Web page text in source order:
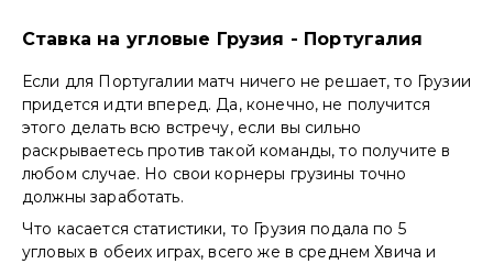
Ставка на угловые Грузия - Португалия
Если для Португалии матч ничего не решает, то Грузии
придется идти вперед. Да, конечно, не получится
этого делать всю встречу, если вы сильно
раскрываетесь против такой команды, то получите в
любом случае. Но свои корнеры грузины точно
должны заработать.
Что касается статистики, то Грузия подала по 5
угловых в обеих играх, всего же в среднем Хвича и